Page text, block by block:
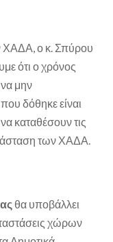
ΧΑΔΑ, ο κ. Σπύρου
ότι ο χρόνος
να μην
δόθηκε είναι
καταθέσουν τις
των ΧΑΔΑ.
θα υποβάλλει
χώρων